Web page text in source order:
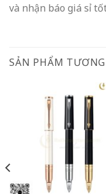
và nhận báo giá sỉ
SẢN PHẨM